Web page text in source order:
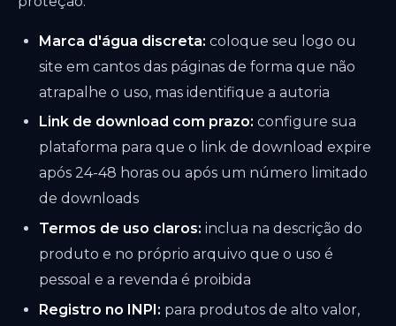
Marca d'água discreta: coloque seu logo ou
site em cantos das páginas de forma que não
atrapalhe o uso, mas identifique a autoria
Link de download com prazo: configure sua
plataforma para que o link de download expire
após 24-48 horas ou após um número limitado
de downloads
Termos de uso claros: inclua na descrição do
produto e no próprio arquivo que o uso é
pessoal e a revenda é proibida
Registro no INPI: para produtos de alto valor,